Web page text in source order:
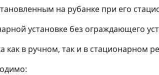
на рубанке при его
установке без ограждающего
как в ручном, так и в стационарном